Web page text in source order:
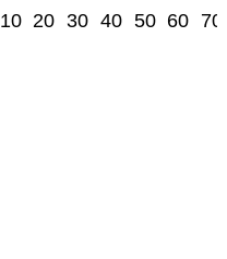
10 20 30 40 50 60 70